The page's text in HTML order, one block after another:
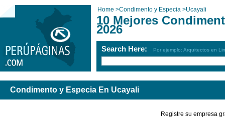
Home >Condimento y Especia >Ucayali
10 Mejores
2026
Search Here: Por ejemplo: Arquitectos en
Condimento y Especia En Ucayali
Registre su empresa